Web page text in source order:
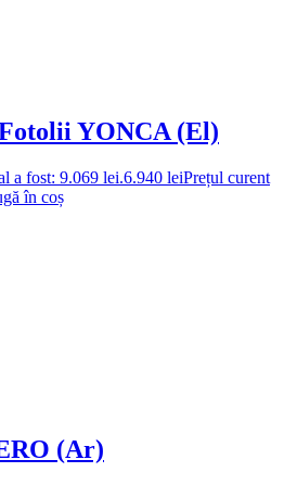
YONCA (El)
a fost: 9.069 lei.6.940 leiPrețul curent
în coș
(Ar)